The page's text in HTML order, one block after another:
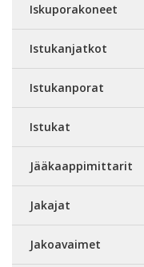
Iskuporakoneet
Istukanjatkot
Istukanporat
Istukat
Jääkaappimittarit
Jakajat
Jakoavaimet